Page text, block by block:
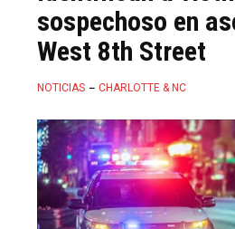
sospechoso en
West 8th Street
NOTICIAS CHARLOTTE & NC